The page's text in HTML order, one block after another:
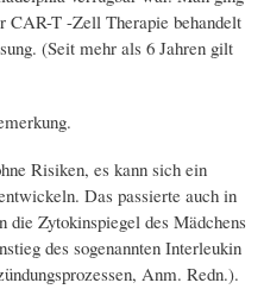
CAR-T -Zell Therapie behandelt
(Seit mehr als 6 Jahren gilt
Risiken, es kann sich ein
Das passierte auch in
Zytokinspiegel des Mädchens
des sogenannten Interleukin
Anm. Redn.).